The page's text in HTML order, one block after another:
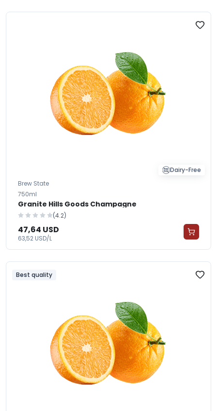
Dairy-Free
Brew State
750ml
Granite Hills Goods Champagne
(4.2)
47,64 USD
63,52 USD/L
Best quality